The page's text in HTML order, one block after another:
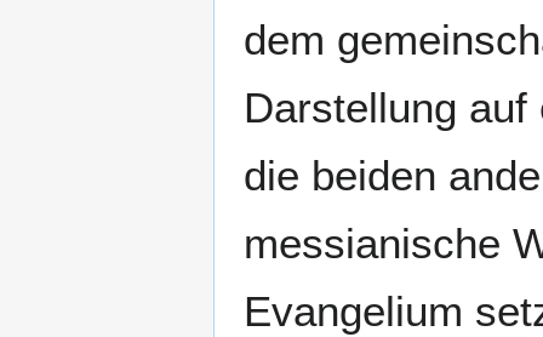
dem
Darstellung
die beiden
messianische
Evangelium